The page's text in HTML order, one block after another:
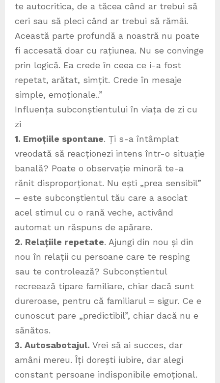
te autocritica, de a tăcea când ar trebui să
ceri sau să pleci când ar trebui să rămâi.
Această parte profundă a noastră nu poate
fi accesată doar cu rațiunea. Nu se convinge
prin logică. Ea crede în ceea ce i-a fost
repetat, arătat, simțit. Crede în mesaje
simple, emoționale..”
Influența subconștientului în viața de zi cu
zi
1. Emoțiile spontane. Ți s-a întâmplat
vreodată să reacționezi intens într-o situație
banală? Poate o observație minoră te-a
rănit disproporționat. Nu ești „prea sensibil”
– este subconștientul tău care a asociat
acel stimul cu o rană veche, activând
automat un răspuns de apărare.
2. Relațiile repetate. Ajungi din nou și din
nou în relații cu persoane care te resping
sau te controlează? Subconștientul
recreează tipare familiare, chiar dacă sunt
dureroase, pentru că familiarul = sigur. Ce e
cunoscut pare „predictibil”, chiar dacă nu e
sănătos.
3. Autosabotajul. Vrei să ai succes, dar
amâni mereu. Îți dorești iubire, dar alegi
constant persoane indisponibile emoțional.